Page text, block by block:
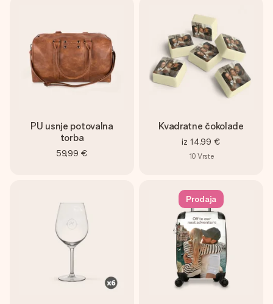
PU usnje potovalna
torba
59,99 €
Kvadratne čokolade
iz 14,99 €
10 Vrste
Prodaja